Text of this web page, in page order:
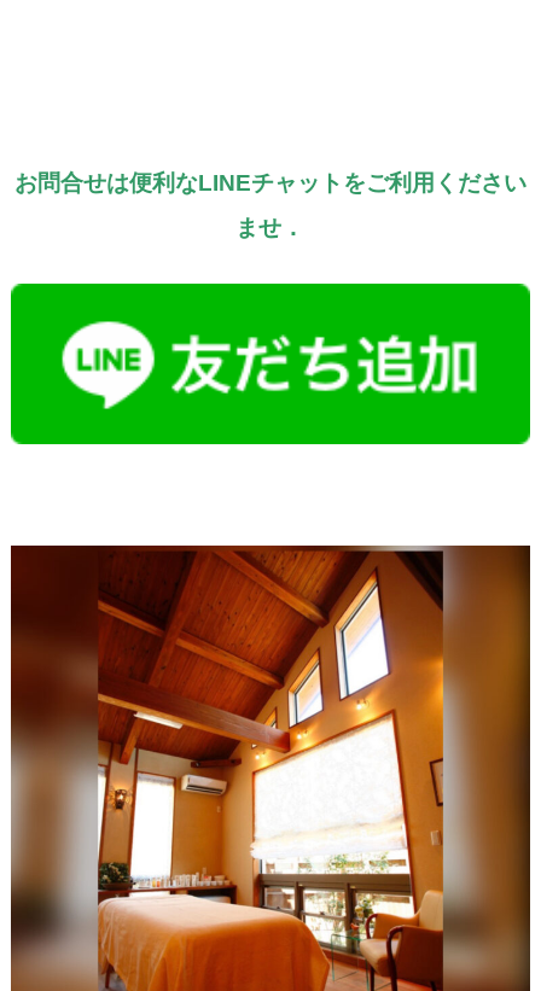
お問合せは便利なLINEチャットをご利用ください
ませ．